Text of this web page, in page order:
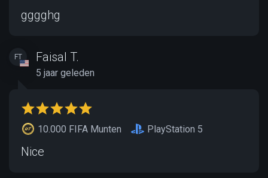
gggghg
FT Faisal T.
5 jaar geleden
10.000 FIFA Munten PlayStation 5
Nice